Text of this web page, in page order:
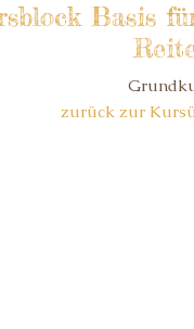
Basis
zurück zur